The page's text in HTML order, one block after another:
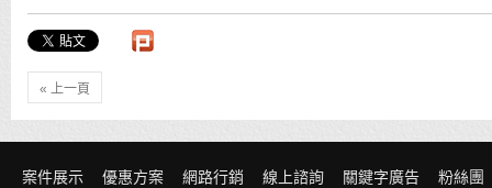
« 上一頁
案件展示 優惠方案 網路行銷 線上諮詢 關鍵字廣告 粉絲團